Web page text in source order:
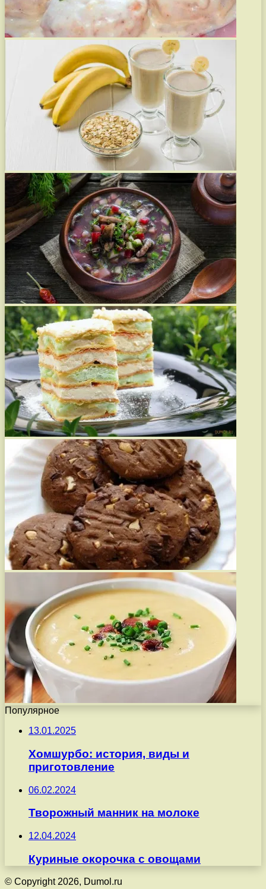
Популярное
13.01.2025
Хомшурбо: история, виды и
приготовление
06.02.2024
Творожный манник на молоке
12.04.2024
Куриные окорочка с овощами
© Copyright 2026, Dumol.ru